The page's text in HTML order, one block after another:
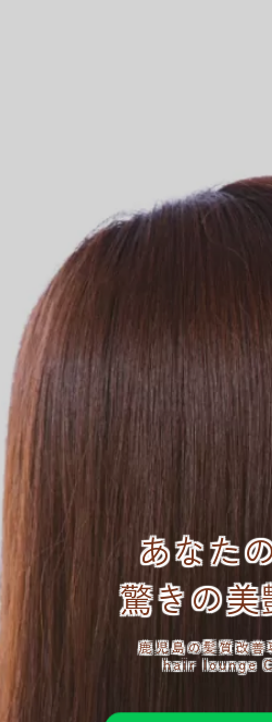
あなた
驚きの美
鹿児島の髪質改善
hair lounge